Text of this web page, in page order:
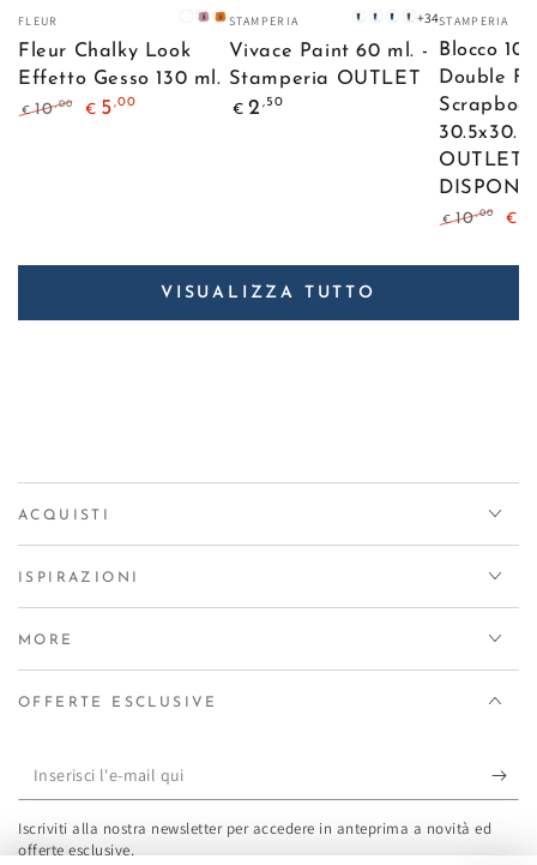
Venditore:
FLEUR
Banana
Cream
Elegant
Rose
Tropical
Sunset
Fleur Chalky Look
Effetto Gesso 130 ml.
€ 10,00 € 5,00
Venditore:
STAMPERIA
Verde
Scuro
Blu
Oltremare
Blu
Elettrico
Grigio
+34
Vivace Paint 60 ml. -
Stamperia OUTLET
Prezzo
€ 2 ,50
Venditore:
STAMPERIA
Blocco 10
Double
30.5x30.5
OUTLET
regolare
€ 10,00 €
VISUALIZZA TUTTO
ACQUISTI
ISPIRAZIONI
MORE
OFFERTE ESCLUSIVE
Inserisci
l'e-
mail
Iscriviti alla nostra newsletter per accedere in anteprima a novità ed
offerte esclusive.